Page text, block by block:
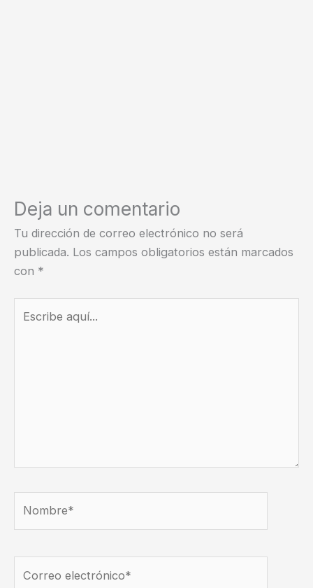
Deja un comentario
Tu dirección de correo electrónico no será
publicada. Los campos obligatorios están marcados
con *
aquí...
electrónico*